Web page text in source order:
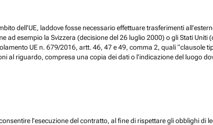
dell’UE, laddove fosse necessario effettuare trasferimenti
ad esempio la Svizzera (decisione del 26 luglio 2000) o gli Stati
UE n. 679/2016, artt. 46, 47 e 49, comma 2, quali “clausole
al riguardo, compresa una copia dei dati o l’indicazione del luogo
l’esecuzione del contratto, al fine di rispettare gli obblighi di